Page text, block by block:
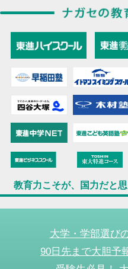
教育力こそが、国力だと思
大学・学部選び
90日先まで大胆予